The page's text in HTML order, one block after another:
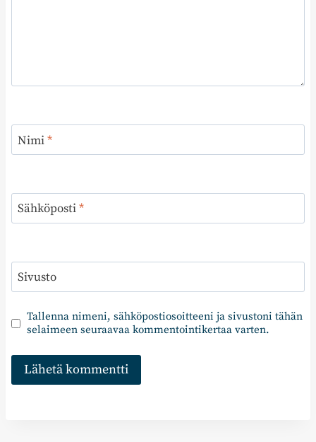
Nimi*
Sähköposti*
Sivusto
Tallenna nimeni, sähköpostiosoitteeni ja sivustoni tähän
selaimeen seuraavaa kommentointikertaa varten.